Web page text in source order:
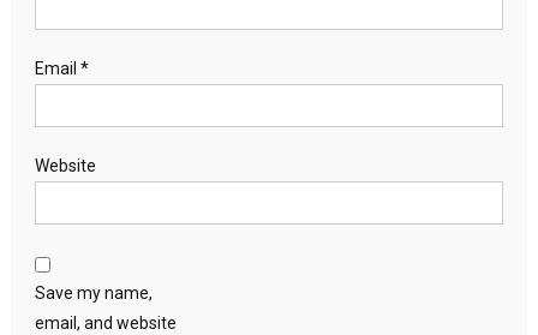
Email *
Website
Save my name,
email, and website